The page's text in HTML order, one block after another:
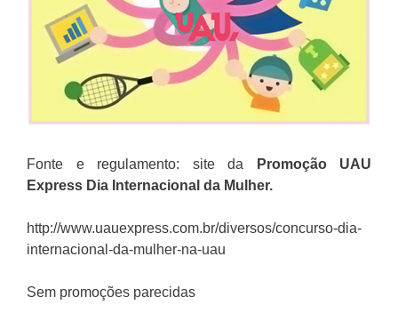
Fonte e regulamento: site da Promoção UAU
Express Dia Internacional da Mulher.
http://www.uauexpress.com.br/diversos/concurso-dia-
internacional-da-mulher-na-uau
Sem promoções parecidas